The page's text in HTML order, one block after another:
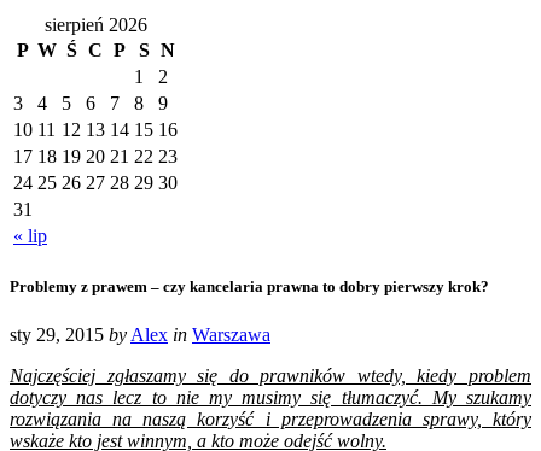
sierpień 2026
P W Ś C P S N
« lip
1
2
3
4 5 6 7 8
9
10 11 12 13 14 15 16
17 18 19 20 21 22 23
24 25 26 27 28 29 30
31
Problemy z prawem – czy kancelaria prawna to dobry pierwszy krok?
sty 29, 2015 by Alex in Warszawa
Najczęściej zgłaszamy się do prawników wtedy, kiedy problem
dotyczy nas lecz to nie my musimy się tłumaczyć. My szukamy
rozwiązania na naszą korzyść i przeprowadzenia sprawy, który
wskaże kto jest winnym, a kto może odejść wolny.